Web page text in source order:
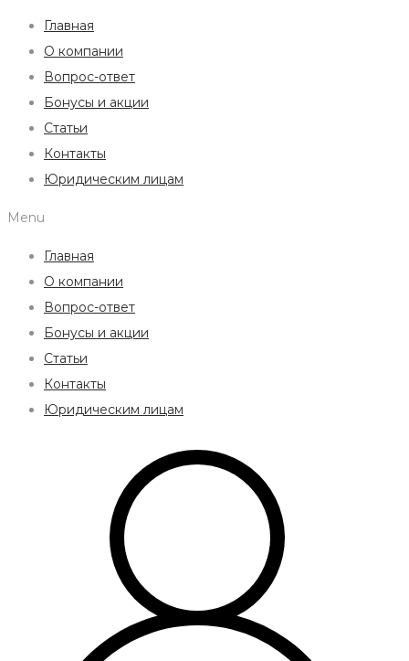
Главная
О компании
Вопрос-ответ
Бонусы и акции
Статьи
Контакты
Юридическим лицам
Menu
Главная
О компании
Вопрос-ответ
Бонусы и акции
Статьи
Контакты
Юридическим лицам